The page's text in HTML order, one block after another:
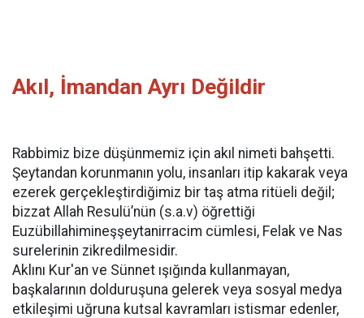
​Akıl, İmandan Ayrı Değildir
Rabbimiz bize düşünmemiz için akıl nimeti bahşetti.
Şeytandan korunmanın yolu, insanları itip kakarak veya
ezerek gerçekleştirdiğimiz bir taş atma ritüeli değil;
bizzat Allah Resulü’nün (s.a.v) öğrettiği
Euzübillahimineşşeytanirracim cümlesi, Felak ve Nas
surelerinin zikredilmesidir.
​Aklını Kur'an ve Sünnet ışığında kullanmayan,
başkalarının dolduruşuna gelerek veya sosyal medya
etkileşimi uğruna kutsal kavramları istismar edenler,